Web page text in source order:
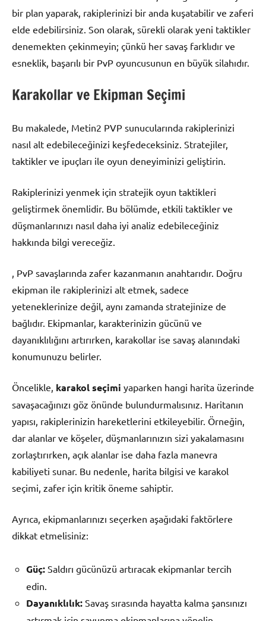
bir plan yaparak, rakiplerinizi bir anda kuşatabilir ve zaferi
elde edebilirsiniz. Son olarak, sürekli olarak yeni taktikler
denemekten çekinmeyin; çünkü her savaş farklıdır ve
esneklik, başarılı bir PvP oyuncusunun en büyük silahıdır.
Karakollar ve Ekipman Seçimi
Bu makalede, Metin2 PVP sunucularında rakiplerinizi
nasıl alt edebileceğinizi keşfedeceksiniz. Stratejiler,
taktikler ve ipuçları ile oyun deneyiminizi geliştirin.
Rakiplerinizi yenmek için stratejik oyun taktikleri
geliştirmek önemlidir. Bu bölümde, etkili taktikler ve
düşmanlarınızı nasıl daha iyi analiz edebileceğiniz
hakkında bilgi vereceğiz.
, PvP savaşlarında zafer kazanmanın anahtarıdır. Doğru
ekipman ile rakiplerinizi alt etmek, sadece
yeteneklerinize değil, aynı zamanda stratejinize de
bağlıdır. Ekipmanlar, karakterinizin gücünü ve
dayanıklılığını artırırken, karakollar ise savaş alanındaki
konumunuzu belirler.
Öncelikle, karakol seçimi yaparken hangi harita üzerinde
savaşacağınızı göz önünde bulundurmalısınız. Haritanın
yapısı, rakiplerinizin hareketlerini etkileyebilir. Örneğin,
dar alanlar ve köşeler, düşmanlarınızın sizi yakalamasını
zorlaştırırken, açık alanlar ise daha fazla manevra
kabiliyeti sunar. Bu nedenle, harita bilgisi ve karakol
seçimi, zafer için kritik öneme sahiptir.
Ayrıca, ekipmanlarınızı seçerken aşağıdaki faktörlere
dikkat etmelisiniz:
Güç: Saldırı gücünüzü artıracak ekipmanlar tercih
edin.
Dayanıklılık: Savaş sırasında hayatta kalma şansınızı